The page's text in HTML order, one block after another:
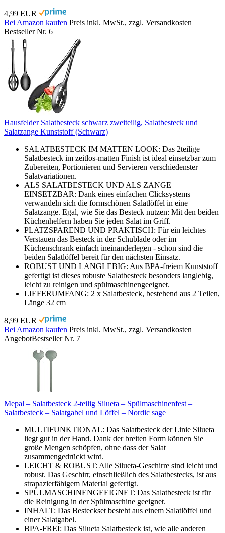
4,99 EUR
Bei Amazon kaufen Preis inkl. MwSt., zzgl. Versandkosten
Bestseller Nr. 6
Hausfelder Salatbesteck schwarz zweiteilig, Salatbesteck und
Salatzange Kunststoff (Schwarz)
SALATBESTECK IM MATTEN LOOK: Das 2teilige
Salatbesteck im zeitlos-matten Finish ist ideal einsetzbar zum
Zubereiten, Portionieren und Servieren verschiedenster
Salatvariationen.
ALS SALATBESTECK UND ALS ZANGE
EINSETZBAR: Dank eines einfachen Clicksystems
verwandeln sich die formschönen Salatlöffel in eine
Salatzange. Egal, wie Sie das Besteck nutzen: Mit den beiden
Küchenhelfern haben Sie jeden Salat im Griff.
PLATZSPAREND UND PRAKTISCH: Für ein leichtes
Verstauen das Besteck in der Schublade oder im
Küchenschrank einfach ineinanderlegen - schon sind die
beiden Salatlöffel bereit für den nächsten Einsatz.
ROBUST UND LANGLEBIG: Aus BPA-freiem Kunststoff
gefertigt ist dieses robuste Salatbesteck besonders langlebig,
leicht zu reinigen und spülmaschinengeeignet.
LIEFERUMFANG: 2 x Salatbesteck, bestehend aus 2 Teilen,
Länge 32 cm
8,99 EUR
Bei Amazon kaufen Preis inkl. MwSt., zzgl. Versandkosten
AngebotBestseller Nr. 7
Mepal – Salatbesteck 2-teilig Silueta – Spülmaschinenfest –
Salatbesteck – Salatgabel und Löffel – Nordic sage
MULTIFUNKTIONAL: Das Salatbesteck der Linie Silueta
liegt gut in der Hand. Dank der breiten Form können Sie
große Mengen schöpfen, ohne dass der Salat
zusammengedrückt wird.
LEICHT & ROBUST: Alle Silueta-Geschirre sind leicht und
robust. Das Geschirr, einschließlich des Salatbestecks, ist aus
strapazierfähigem Material gefertigt.
SPÜLMASCHINENGEEIGNET: Das Salatbesteck ist für
die Reinigung in der Spülmaschine geeignet.
INHALT: Das Besteckset besteht aus einem Salatlöffel und
einer Salatgabel.
BPA-FREI: Das Silueta Salatbesteck ist, wie alle anderen